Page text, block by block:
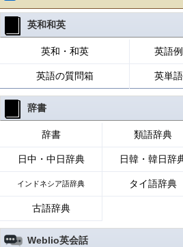
英和和英
英和・和英 英語
英語の質問箱 英単
辞書
辞書 類語辞典
日中・中日辞典 日韓・韓日辞
インドネシア語辞典 タイ語辞典
古語辞典
Weblio英会話